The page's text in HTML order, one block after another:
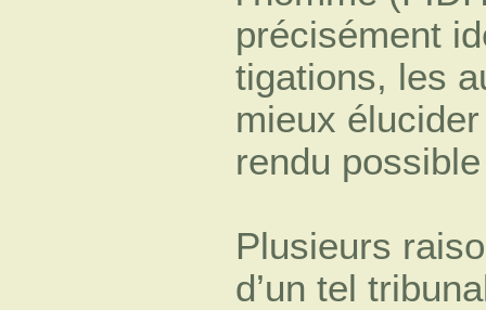
précisément
tigations, les
mieux
rendu
Plusieurs
d’un tel